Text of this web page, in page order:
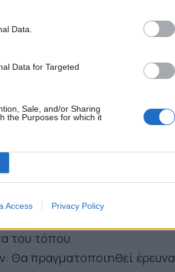
Data.
Data for Targeted
Sale, and/or Sharing
the Purposes for which it
Access Privacy Policy
συντονιστή του τοπικού
τον πρόεδρο της «Λέσχης
παρουσιάζουν τα στάδια,
γαστρονομικής
από 10 έως 30
διαδικασίας και βάσει
τοπικών προϊόντων στα
θα λάβουν
οδηγού, που θα
του τόπου.
Θα πραγματοποιηθεί έρευνα